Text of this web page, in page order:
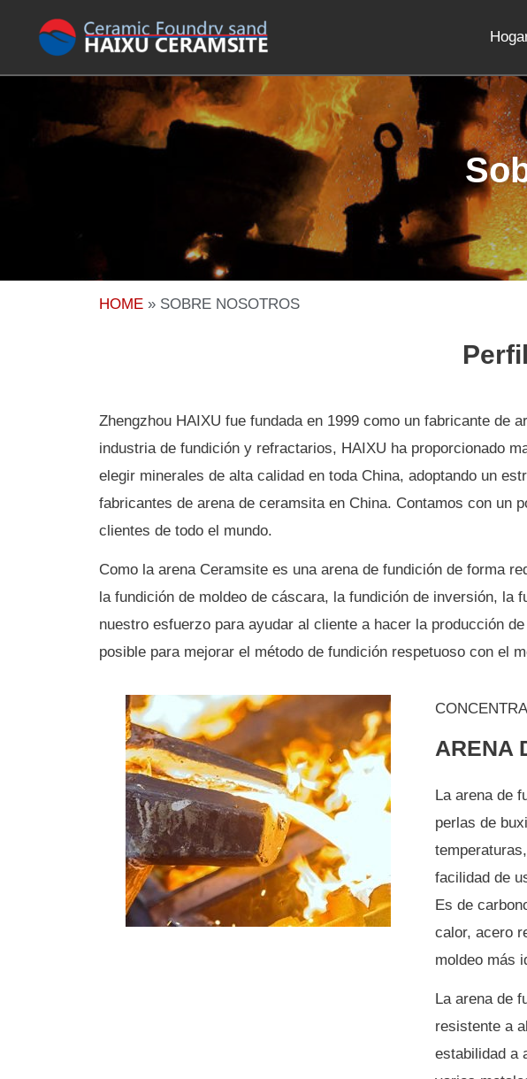
HOME » SOBRE NOSOTROS
Zhengzhou HAIXU fue fundada en 1999 como un fabricante de
industria de fundición y refractarios, HAIXU ha proporcionado
elegir minerales de alta calidad en toda China, adoptando un
fabricantes de arena de ceramsita en China. Contamos con un
clientes de todo el mundo.
Como la arena Ceramsite es una arena de fundición de forma
la fundición de moldeo de cáscara, la fundición de inversión, la
nuestro esfuerzo para ayudar al cliente a hacer la producción
posible para mejorar el método de fundición respetuoso con el
ARENA
La arena de
perlas de
facilidad de
Es de
calor, acero
moldeo más
La arena de
resistente a
estabilidad a